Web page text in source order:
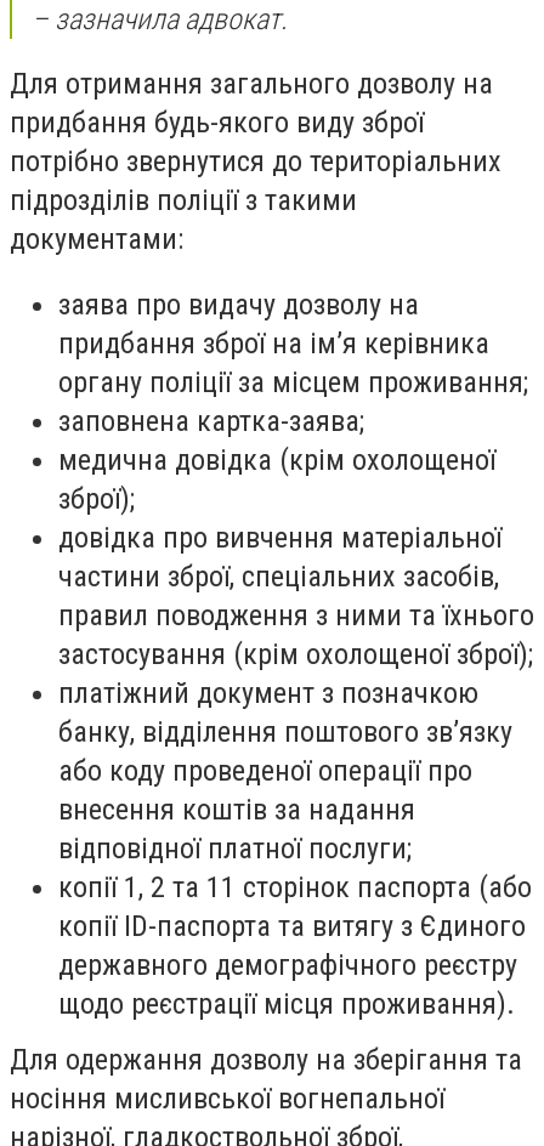
– зазначила адвокат.
Для отримання загального дозволу на
придбання будь-якого виду зброї
потрібно звернутися до територіальних
підрозділів поліції з такими
документами:
заява про видачу дозволу на
придбання зброї на ім’я керівника
органу поліції за місцем проживання;
заповнена картка-заява;
медична довідка (крім охолощеної
зброї);
довідка про вивчення матеріальної
частини зброї, спеціальних засобів,
правил поводження з ними та їхнього
застосування (крім охолощеної зброї);
платіжний документ з позначкою
банку, відділення поштового зв’язку
або коду проведеної операції про
внесення коштів за надання
відповідної платної послуги;
копії 1, 2 та 11 сторінок паспорта (або
копії ID-паспорта та витягу з Єдиного
державного демографічного реєстру
щодо реєстрації місця проживання).
Для одержання дозволу на зберігання та
носіння мисливської вогнепальної
нарізної, гладкоствольної зброї,